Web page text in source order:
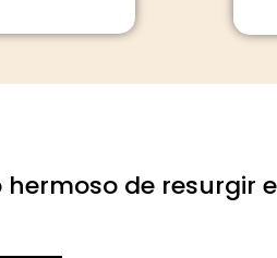
hermoso de resurgir